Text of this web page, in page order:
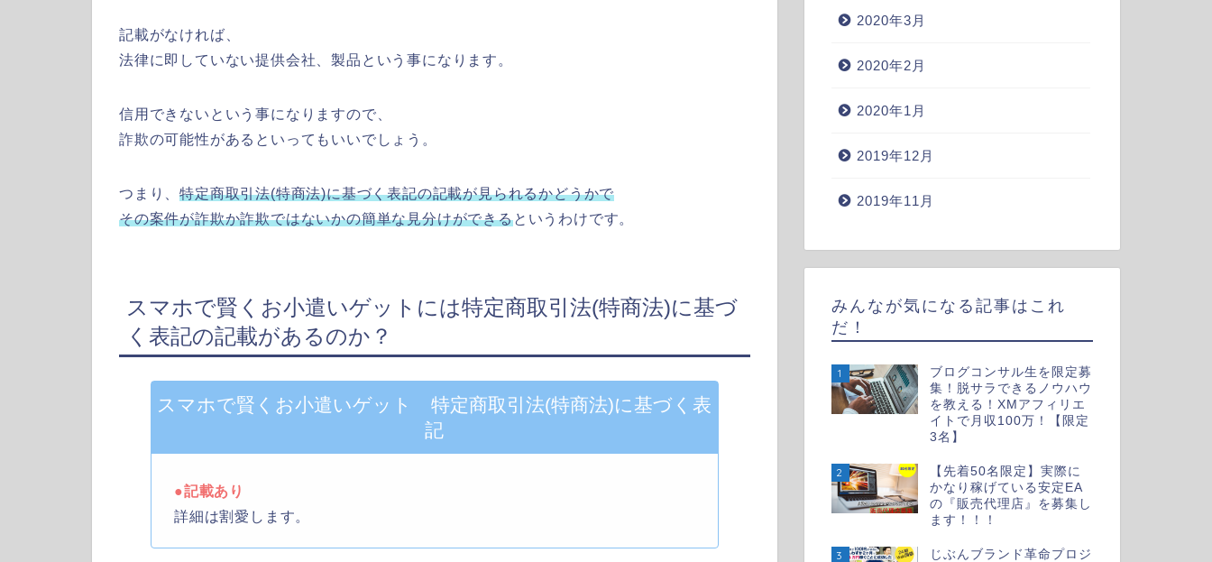
記載がなければ、
法律に即していない提供会社、製品という事になります。
信用できないという事になりますので、
詐欺の可能性があるといってもいいでしょう。
つまり、特定商取引法(特商法)に基づく表記の記載が見られるかどうかで
その案件が詐欺か詐欺ではないかの簡単な見分けができるというわけです。
スマホで賢くお小遣いゲットには特定商取引法(特商法)に基づ
く表記の記載があるのか？
スマホで賢くお小遣いゲット 特定商取引法(特商法)に基づく表
記
●記載あり
詳細は割愛します。
2020年3月
2020年2月
2020年1月
2019年12月
2019年11月
みんなが気になる記事はこれ
だ！
1
ブログコンサル生を限定募
集！脱サラできるノウハウ
を教える！XMアフィリエ
イトで月収100万！【限定
3名】
2
【先着50名限定】実際に
かなり稼げている安定EA
の『販売代理店』を募集し
ます！！！
3 じぶんブランド革命プロジ